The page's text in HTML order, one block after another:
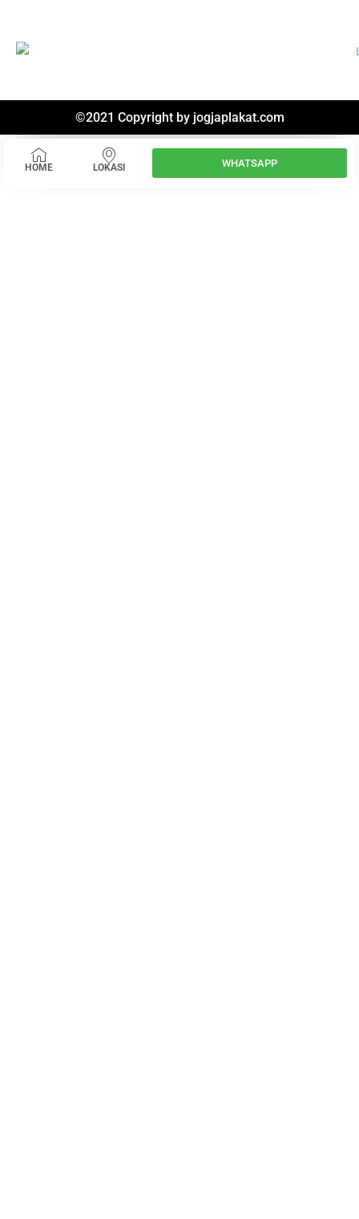
©2021 Copyright by jogjaplakat.com
HOME LOKASI WHATSAPP